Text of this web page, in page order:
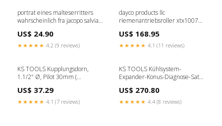
portrat eines malteserritters
wahrscheinlich fra jacopo salviati
US$ 24.90
★★★★★ 4.2 (9 reviews)
dayco products llc
riemenantriebsroller xtx1007
50-2004-esi7374854
US$ 168.95
★★★★★ 4.1 (11 reviews)
KS TOOLS Kupplungsdorn,
1.1/2" Ø, Pilot 30mm (
US$ 37.29
★★★★★ 4.1 (7 reviews)
KS TOOLS Kühlsystem-
Expander-Konus-Diagnose-Satz,
Tools_DS
US$ 270.80
★★★★★ 4.4 (8 reviews)